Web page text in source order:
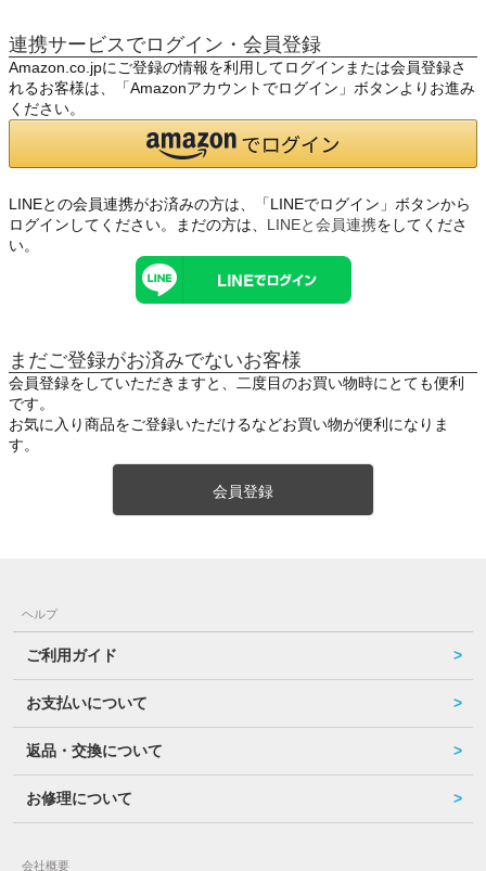
連携サービスでログイン・会員登録
Amazon.co.jpにご登録の情報を利用してログインまたは会員登録さ
れるお客様は、「Amazonアカウントでログイン」ボタンよりお進み
ください。
LINEとの会員連携がお済みの方は、「LINEでログイン」ボタンから
ログインしてください。まだの方は、 LINEと会員連携をしてくださ
い。
まだご登録がお済みでないお客様
会員登録をしていただきますと、二度目のお買い物時にとても便利
です。
お気に入り商品をご登録いただけるなどお買い物が便利になりま
す。
会員登録
ヘルプ
ご利用ガイド
お支払いについて
返品・交換について
お修理について
会社概要